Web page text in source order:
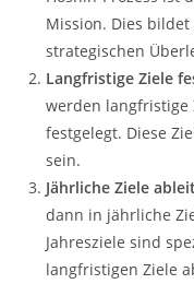
Mission. Dies
strategischen
Langfristige Ziele
werden langfristige
festgelegt. Diese
sein.
Jährliche Ziele
dann in jährliche
Jahresziele sind
langfristigen Ziele